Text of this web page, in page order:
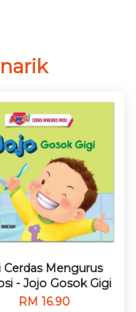
Cerdas Mengurus
- Jojo Gosok Gigi
RM 16.90